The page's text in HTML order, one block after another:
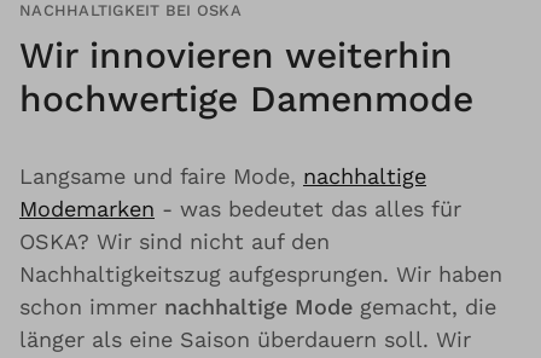
NACHHALTIGKEIT BEI OSKA
Wir innovieren weiterhin
hochwertige Damenmode
Langsame und faire Mode, nachhaltige
Modemarken - was bedeutet das alles für
OSKA? Wir sind nicht auf den
Nachhaltigkeitszug aufgesprungen. Wir haben
schon immer nachhaltige Mode gemacht, die
länger als eine Saison überdauern soll. Wir